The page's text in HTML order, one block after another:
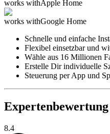
works withApple Home
works withGoogle Home
Schnelle und einfache
Flexibel einsetzbar und
Wähle aus 16 Millionen
Erstelle Dir individuelle
Steuerung per App und
Expertenbewertung
8.4